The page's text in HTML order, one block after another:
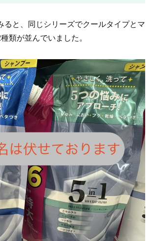
ると、同じシリーズでクールタイプとマ
類が並んでいました。